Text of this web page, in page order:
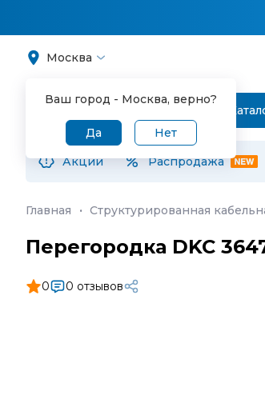
Москва
Ваш город - Москва, верно?
Да Нет
Акции Распродажа
Главная · Структурированная
Перегородка DKC
0 0 отзывов